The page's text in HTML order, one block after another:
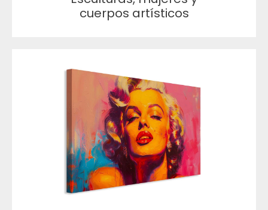
cuerpos artísticos